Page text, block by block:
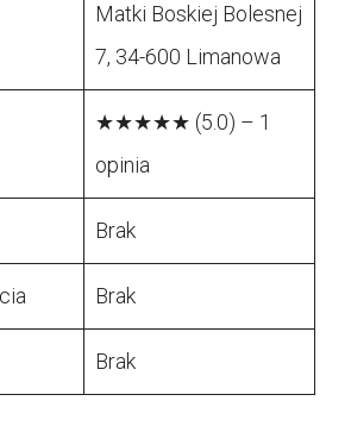
Matki Boskiej Bolesnej
7, 34-600 Limanowa
★★★★★ (5.0) – 1
opinia
Brak
Brak
Brak